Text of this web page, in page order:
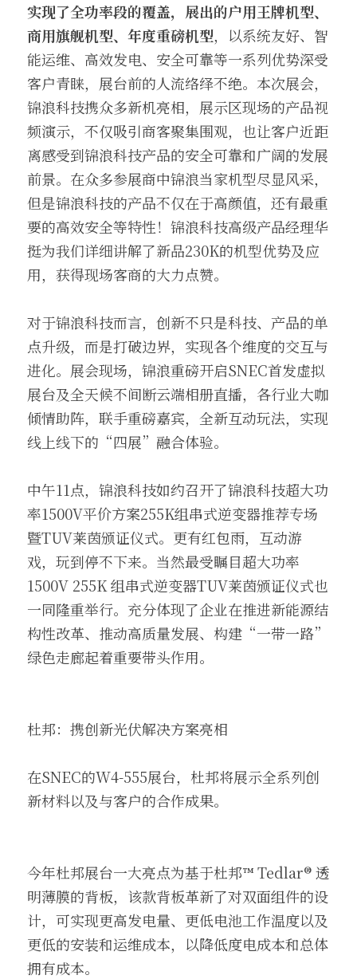
实现了全功率段的覆盖，展出的户用王牌机型、
商用旗舰机型、年度重磅机型，以系统友好、智
能运维、高效发电、安全可靠等一系列优势深受
客户青睐，展台前的人流络绎不绝。本次展会，
锦浪科技携众多新机亮相，展示区现场的产品视
频演示，不仅吸引商客聚集围观，也让客户近距
离感受到锦浪科技产品的安全可靠和广阔的发展
前景。在众多参展商中锦浪当家机型尽显风采，
但是锦浪科技的产品不仅在于高颜值，还有最重
要的高效安全等特性！锦浪科技高级产品经理华
挺为我们详细讲解了新品230K的机型优势及应
用，获得现场客商的大力点赞。
对于锦浪科技而言，创新不只是科技、产品的单
点升级，而是打破边界，实现各个维度的交互与
进化。展会现场，锦浪重磅开启SNEC首发虚拟
展台及全天候不间断云端相册直播，各行业大咖
倾情助阵，联手重磅嘉宾，全新互动玩法，实现
线上线下的“四展”融合体验。
中午11点，锦浪科技如约召开了锦浪科技超大功
率1500V平价方案255K组串式逆变器推荐专场
暨TUV莱茵颁证仪式。更有红包雨，互动游
戏，玩到停不下来。当然最受瞩目超大功率
1500V 255K 组串式逆变器TUV莱茵颁证仪式也
一同隆重举行。充分体现了企业在推进新能源结
构性改革、推动高质量发展、构建“一带一路”
绿色走廊起着重要带头作用。
杜邦：携创新光伏解决方案亮相
在SNEC的W4-555展台，杜邦将展示全系列创
新材料以及与客户的合作成果。
今年杜邦展台一大亮点为基于杜邦™ Tedlar® 透
明薄膜的背板，该款背板革新了对双面组件的设
计，可实现更高发电量、更低电池工作温度以及
更低的安装和运维成本，以降低度电成本和总体
拥有成本。